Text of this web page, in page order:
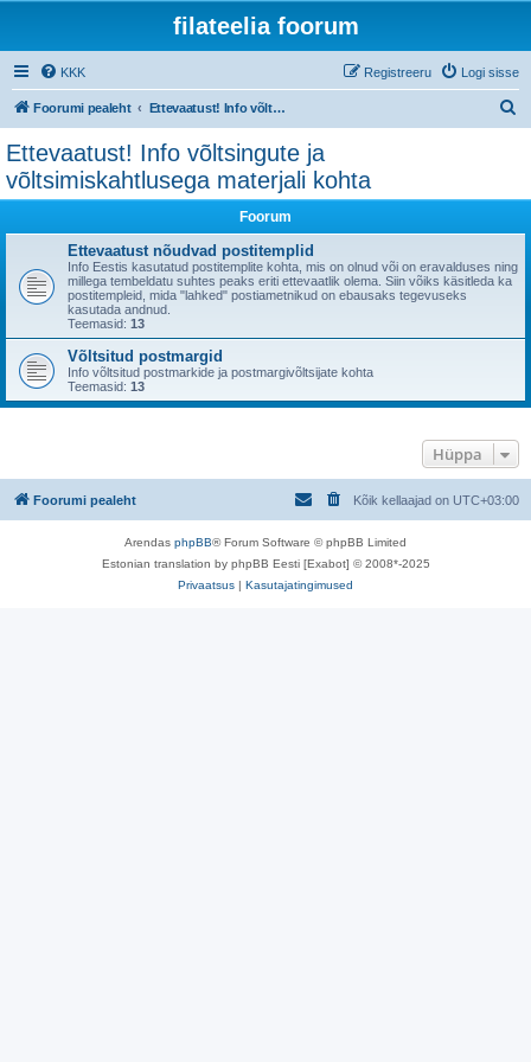
filateelia foorum
KKK Logi sisse
Registreeru
Foorumi pealeht Ettevaatust! Info võltsingute ja võltsimiskahtlusega materjali kohta
Ettevaatust! Info võltsingute ja
võltsimiskahtlusega materjali kohta
Foorum
Ettevaatust nõudvad postitemplid
Info Eestis kasutatud postitemplite kohta, mis on olnud või on eravalduses ning
millega tembeldatu suhtes peaks eriti ettevaatlik olema. Siin võiks käsitleda ka
postitempleid, mida "lahked" postiametnikud on ebausaks tegevuseks
kasutada andnud.
Teemasid: 13
Võltsitud postmargid
Info võltsitud postmarkide ja postmargivõltsijate kohta
Teemasid: 13
Hüppa
Foorumi pealeht Kõik kellaajad on UTC+03:00
Arendas phpBB® Forum Software © phpBB Limited
Estonian translation by phpBB Eesti [Exabot] © 2008*-2025
Privaatsus | Kasutajatingimused